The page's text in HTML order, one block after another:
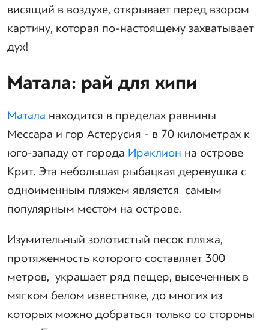
висящий в воздухе, открывает перед взором
картину, которая по-настоящему захватывает
дух!
Матала: рай для хипи
Матала находится в пределах равнины
Мессара и гор Астерусия - в 70 километрах к
юго-западу от города Ираклион на острове
Крит. Эта небольшая рыбацкая деревушка с
одноименным пляжем является самым
популярным местом на острове.
Изумительный золотистый песок пляжа,
протяженность которого составляет 300
метров, украшает ряд пещер, высеченных в
мягком белом известняке, до многих из
которых можно добраться только со стороны